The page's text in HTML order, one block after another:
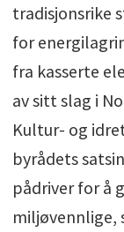
tradisjonsrike
for
fra kasserte
av sitt slag i
Kultur- og
byrådets
pådriver for å
miljøvennlige,